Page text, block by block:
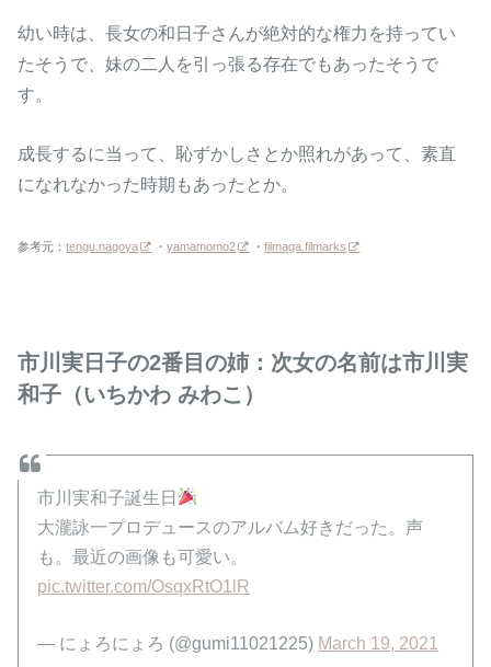
幼い時は、長女の和日子さんが絶対的な権力を持ってい
たそうで、妹の二人を引っ張る存在でもあったそうで
す。
成長するに当って、恥ずかしさとか照れがあって、素直
になれなかった時期もあったとか。
参考元：tengu.nagoya ・yamamomo2 ・filmaga.filmarks
市川実日子の2番目の姉：次女の名前は市川実
和子（いちかわ みわこ）
市川実和子誕生日
大瀧詠一プロデュースのアルバム好きだった。声
も。最近の画像も可愛い。
pic.twitter.com/OsqxRtO1lR
— にょろにょろ (@gumi11021225) March 19, 2021